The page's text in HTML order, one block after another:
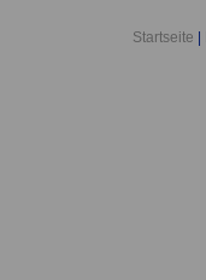
Startseite